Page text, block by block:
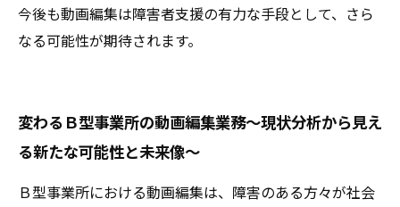
今後も動画編集は障害者支援の有力な手段として、さら
なる可能性が期待されます。
変わるＢ型事業所の動画編集業務〜現状分析から見え
る新たな可能性と未来像〜
Ｂ型事業所における動画編集は、障害のある方々が社会